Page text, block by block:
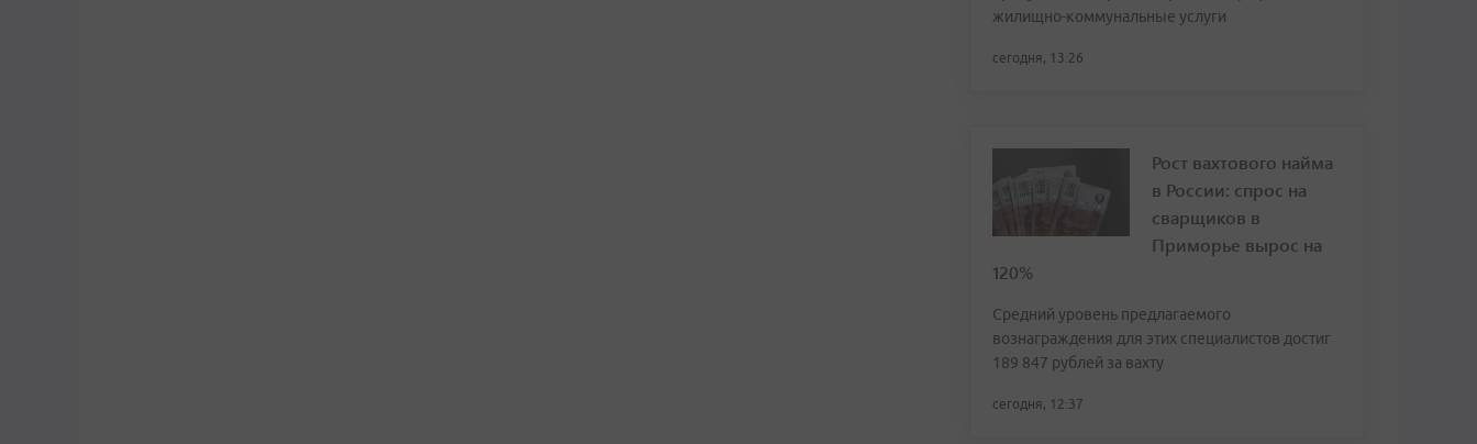
жилищно-коммунальные услуги
сегодня, 13:26
Рост вахтового найма
в России: спрос на
сварщиков в
Приморье вырос на
120%
Средний уровень предлагаемого
вознаграждения для этих специалистов достиг
189 847 рублей за вахту
сегодня, 12:37